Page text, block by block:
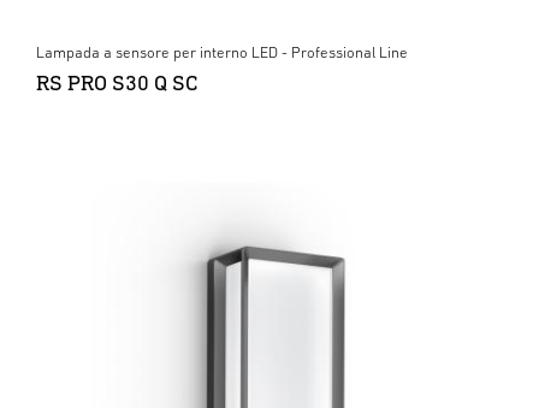
Lampada a sensore per interno LED - Professional Line
RS PRO S30 Q SC